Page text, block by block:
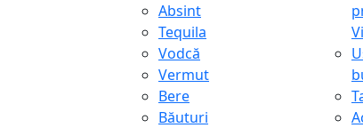
Absint
Tequila
Vodcă
Vermut
Bere
Băuturi